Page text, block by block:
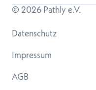
© 2026 Pathly e.V.
Datenschutz
Impressum
AGB